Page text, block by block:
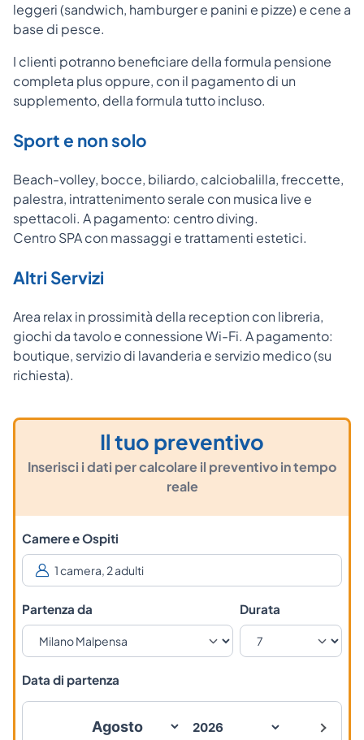
leggeri (sandwich, hamburger e panini e pizze) e cene a
base di pesce.
I clienti potranno beneficiare della formula pensione
completa plus oppure, con il pagamento di un
supplemento, della formula tutto incluso.
Sport e non solo
Beach-volley, bocce, biliardo, calciobalilla, freccette,
palestra, intrattenimento serale con musica live e
spettacoli. A pagamento: centro diving.
Centro SPA con massaggi e trattamenti estetici.
Altri Servizi
Area relax in prossimità della reception con libreria,
giochi da tavolo e connessione Wi-Fi. A pagamento:
boutique, servizio di lavanderia e servizio medico (su
richiesta).
Il tuo preventivo
Inserisci i dati per calcolare il preventivo in tempo
reale
Camere e Ospiti
Partenza da Durata
Data di partenza